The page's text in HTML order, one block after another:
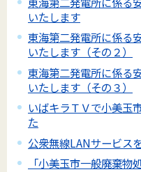
いたします
東海第二発電所に係る
いたします（その２）
東海第二発電所に係る
いたします（その３）
いばキラＴＶで小美玉
た
公衆無線LANサービス
「小美玉市一般廃棄